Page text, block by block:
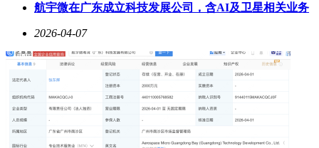
航宇微在广东成立科技发展公司，含AI及卫星相关业务
2026-04-07